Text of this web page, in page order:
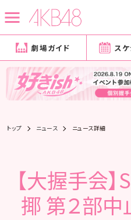
劇場ガイド ス
トップ ニュース ニュース詳細
【大握手会
揶 第２部